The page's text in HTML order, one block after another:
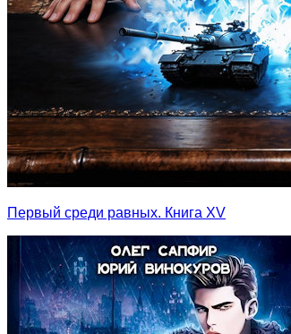
Первый среди равных. Книга XV